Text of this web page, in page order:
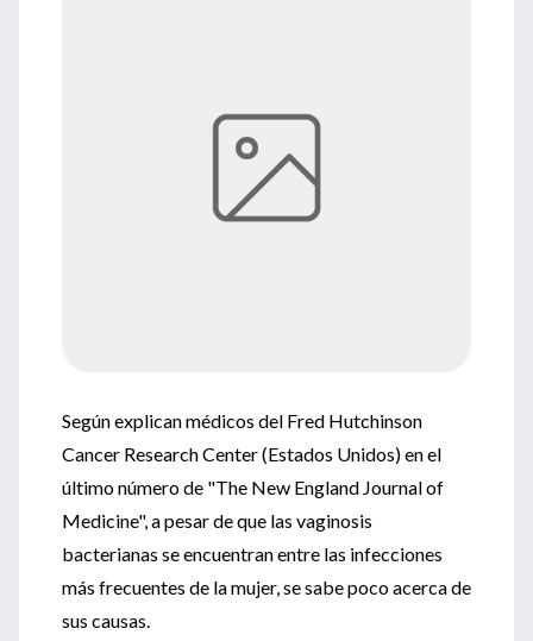
Según explican médicos del Fred Hutchinson
Cancer Research Center (Estados Unidos) en el
último número de "The New England Journal of
Medicine", a pesar de que las vaginosis
bacterianas se encuentran entre las infecciones
más frecuentes de la mujer, se sabe poco acerca de
sus causas.